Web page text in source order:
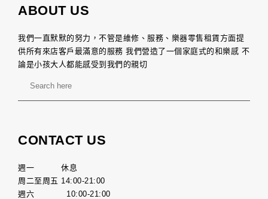
ABOUT US
我們一直默默的努力，不管是維修、服務、樂器零售租賃方面提
供所有來店客戶最滿意的服務 我們營造了一個家庭式的和樂感 不
論是小孩大人都能感受到我們的親切
CONTACT US
週一 休息
周二至周五 14:00-21:00
週六 10:00-21:00